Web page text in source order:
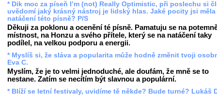
* Dik moc za píseň I’m (not) Really Optimistic, při poslechu si
uvědomí jaký krásný nástroj je lidský hlas. Jaké pocity jsi měla
natáčení této písně? P/S
Děkuji za poklonu a ocenění té písně. Pamatuju se na
místnost, na Honzu a svého přítele, který se na natáčení taky
podílel, na velkou podporu a energii.
* Myslíš si, že sláva a popularita může hodně změnit tvoji
Eva C.
Myslím, že je to velmi jednoduché, ale doufám, že mně se to
nestane. Zatím se necítím být slavnou a populární.
* Blíží se letní festivaly, uvidíme tě někde? Bude turné? Lukáš